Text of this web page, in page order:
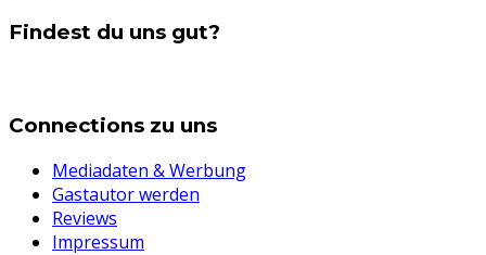
Findest du uns gut?
Connections zu uns
Mediadaten & Werbung
Gastautor werden
Reviews
Impressum